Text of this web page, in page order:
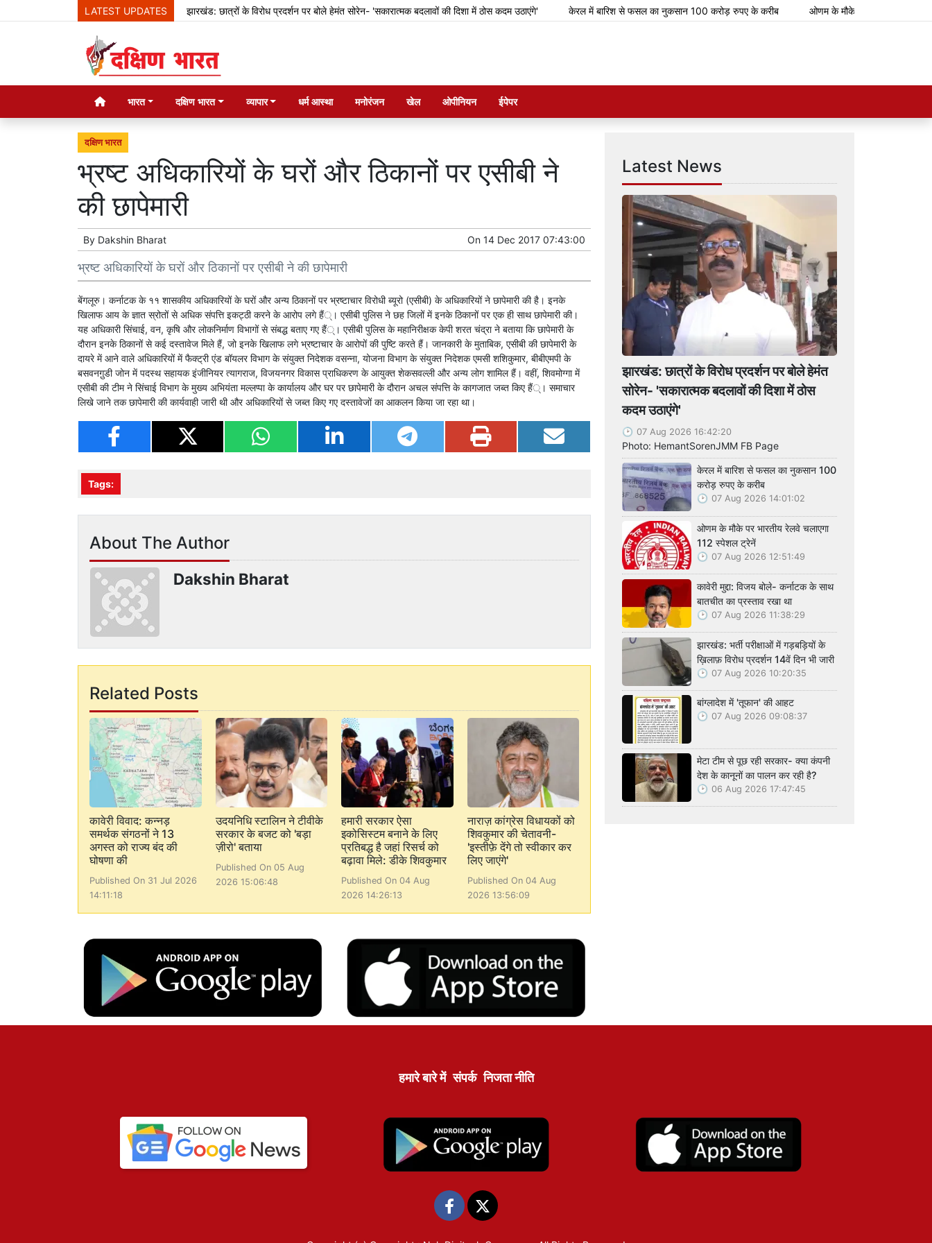
LATEST UPDATESझारखंड: छात्रों के विरोध प्रदर्शन पर बोले हेमंत सोरेन- 'सकारात्मक बदलावों की दिशा में ठोस कदम उठाएंगे' केरल में बारिश से फसल का नुकसान 100 करोड़ रुपए के करीब ओणम के मौके पर भारतीय रेलवे चलाएगा
भारत दक्षिण भारत व्यापार धर्म आस्था मनोरंजन खेल ओपीनियन ईपेपर
दक्षिण भारत
भ्रष्ट अधिकारियों के घरों और ठिकानों पर एसीबी ने
की छापेमारी
By Dakshin Bharat On 14 Dec 2017 07:43:00
भ्रष्ट अधिकारियों के घरों और ठिकानों पर एसीबी ने की छापेमारी
बेंगलूरु। कर्नाटक के ११ शासकीय अधिकारियों के घरों और अन्य ठिकानों पर भ्रष्टाचार विरोधी ब्यूरो (एसीबी) के अधिकारियों ने छापेमारी की है। इनके
खिलाफ आय के ज्ञात स्रोतों से अधिक संपत्ति इकट्ठी करने के आरोप लगे हैं्। एसीबी पुलिस ने छह जिलों में इनके ठिकानों पर एक ही साथ छापेमारी की।
यह अधिकारी सिंचाई, वन, कृषि और लोकनिर्माण विभागों से संबद्ध बताए गए हैं्। एसीबी पुलिस के महानिरीक्षक केपी शरत चंद्रा ने बताया कि छापेमारी के
दौरान इनके ठिकानों से कई दस्तावेज मिले हैं, जो इनके खिलाफ लगे भ्रष्टाचार के आरोपों की पुष्टि करते हैं। जानकारी के मुताबिक, एसीबी की छापेमारी के
दायरे में आने वाले अधिकारियों में फैक्ट्री एंड बॉयलर विभाग के संयुक्त निदेशक वसन्ना, योजना विभाग के संयुक्त निदेशक एमसी शशिकुमार, बीबीएमपी के
बसवनगु़डी जोन में पदस्थ सहायक इंजीनियर त्यागराज, विजयनगर विकास प्राधिकरण के आयुक्त शेकसवल्ली और अन्य लोग शामिल हैं। वहीं, शिवमोग्गा में
एसीबी की टीम ने सिंचाई विभाग के मुख्य अभियंता मल्लप्पा के कार्यालय और घर पर छापेमारी के दौरान अचल संपत्ति के कागजात जब्त किए हैं्। समाचार
लिखे जाने तक छापेमारी की कार्यवाही जारी थी और अधिकारियों से जब्त किए गए दस्तावेजों का आकलन किया जा रहा था।
Tags:
About The Author
Dakshin Bharat
Related Posts
कावेरी विवाद: कन्नड़
समर्थक संगठनों ने 13
अगस्त को राज्य बंद की
घोषणा की
Published On 31 Jul 2026
14:11:18
उदयनिधि स्टालिन ने टीवीके
सरकार के बजट को 'बड़ा
ज़ीरो' बताया
Published On 05 Aug
2026 15:06:48
हमारी सरकार ऐसा
इकोसिस्टम बनाने के लिए
प्रतिबद्ध है जहां रिसर्च को
बढ़ावा मिले: डीके शिवकुमार
Published On 04 Aug
2026 14:26:13
नाराज़ कांग्रेस विधायकों को
शिवकुमार की चेतावनी-
'इस्तीफ़े देंगे तो स्वीकार कर
लिए जाएंगे'
Published On 04 Aug
2026 13:56:09
Latest News
झारखंड: छात्रों के विरोध प्रदर्शन पर बोले हेमंत
सोरेन- 'सकारात्मक बदलावों की दिशा में ठोस
कदम उठाएंगे'
07 Aug 2026 16:42:20
Photo: HemantSorenJMM FB Page
केरल में बारिश से फसल का नुकसान 100
करोड़ रुपए के करीब
07 Aug 2026 14:01:02
ओणम के मौके पर भारतीय रेलवे चलाएगा
112 स्पेशल ट्रेनें
07 Aug 2026 12:51:49
कावेरी मुद्दा: विजय बोले- कर्नाटक के साथ
बातचीत का प्रस्ताव रखा था
07 Aug 2026 11:38:29
झारखंड: भर्ती परीक्षाओं में गड़बड़ियों के
ख़िलाफ़ विरोध प्रदर्शन 14वें दिन भी जारी
07 Aug 2026 10:20:35
बांग्लादेश में 'तूफान' की आहट
07 Aug 2026 09:08:37
मेटा टीम से पूछ रही सरकार- क्या कंपनी
देश के कानूनों का पालन कर रही है?
06 Aug 2026 17:47:45
हमारे बारे में संपर्क निजता नीति